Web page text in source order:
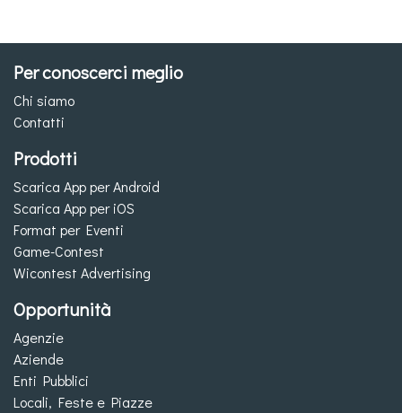
Per conoscerci meglio
Chi siamo
Contatti
Prodotti
Scarica App per Android
Scarica App per iOS
Format per Eventi
Game-Contest
Wicontest Advertising
Opportunità
Agenzie
Aziende
Enti Pubblici
Locali, Feste e Piazze